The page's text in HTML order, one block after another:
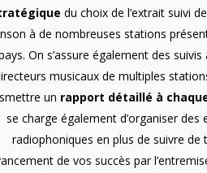
du choix de l’extrait suivi
à de nombreuses stations
On s’assure également des suivis
musicaux de multiples
un rapport détaillé à
se charge également d’organiser des
radiophoniques en plus de suivre de
de vos succès par